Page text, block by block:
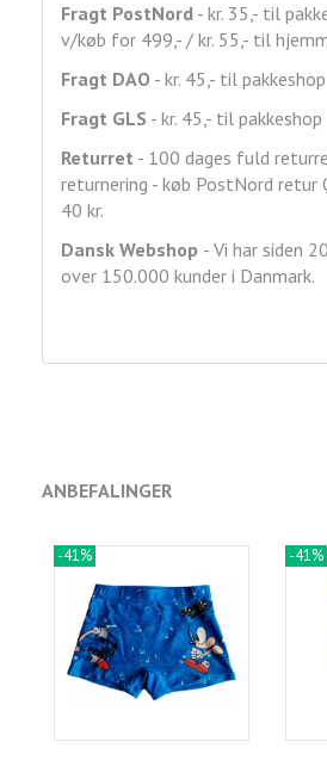
Fragt PostNord - kr. 35,- til
v/køb for 499,- / kr. 55,- til
Fragt DAO - kr. 45,- til pakkeshop
Fragt GLS - kr. 45,- til pakkeshop
Returret - 100 dages fuld
returnering - køb PostNord retur
40 kr.
Dansk Webshop - Vi har siden
over 150.000 kunder i Danmark.
ANBEFALINGER
-41% -41%